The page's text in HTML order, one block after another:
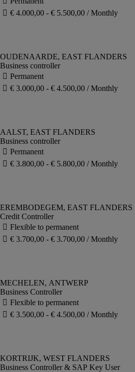
Business controller
Business controller
Credit Controller
Business Controller
Business Controller & SAP Key User